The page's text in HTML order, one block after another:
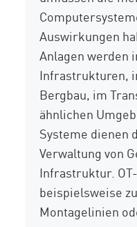
Auswirkungen
Anlagen werden
Infrastrukturen,
Bergbau, im
ähnlichen
Systeme dienen
Verwaltung von
Infrastruktur.
beispielsweise
Montagelinien